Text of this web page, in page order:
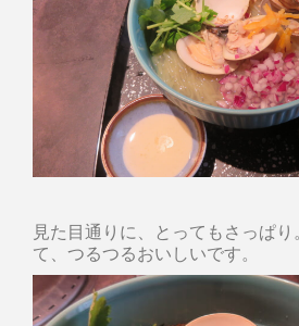
見た目通りに、とってもさっぱ
て、つるつるおいしいです。